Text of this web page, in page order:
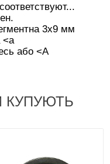
3х9 мм
<а
або <А
КУПУЮТЬ